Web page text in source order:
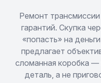
Ремонт
гарантий. Скупка
«попасть» на
предлагает
сломанная коробка —
деталь, а не